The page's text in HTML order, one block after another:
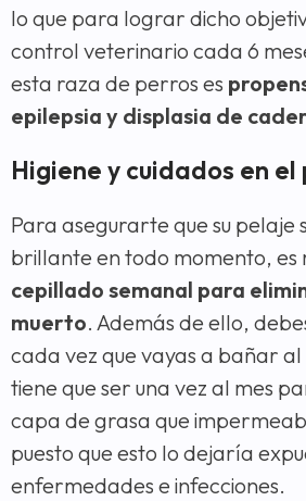
lo que para lograr dicho
control veterinario cada 6
esta raza de perros es
epilepsia y displasia de
Higiene y cuidados en el
Para asegurarte que su pelaje
brillante en todo momento,
cepillado semanal para
muerto. Además de ello,
cada vez que vayas a bañar
tiene que ser una vez al mes
capa de grasa que
puesto que esto lo dejaría
enfermedades e infecciones.